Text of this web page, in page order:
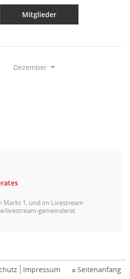
Mitglieder
Dezember
Markt 1, und im Livestream
livestream-gemeinderat
Impressum Seitenanfang